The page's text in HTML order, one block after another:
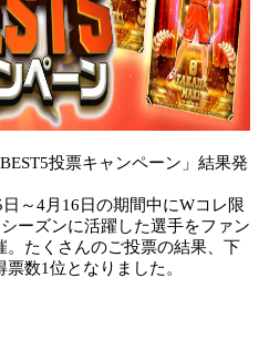
投票キャンペーン」結果発
～4月16日の期間中にWコレ限
ーズンに活躍した選手をファン
。たくさんのご投票の結果、下
数1位となりました。